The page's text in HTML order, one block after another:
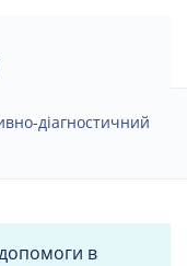
діагностичний
в